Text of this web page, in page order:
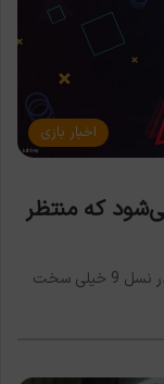
اخبار بازی
که منتظر
به گزارش ساویس‌گیم، طرفدار پلی استیشن بودن در نسل 9 خیلی سخت